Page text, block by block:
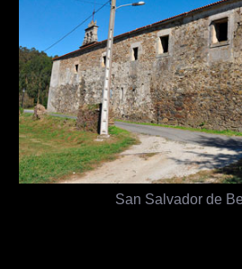
San Salvador de